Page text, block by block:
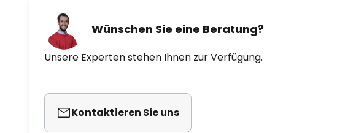
Wünschen Sie eine Beratung?
Unsere Experten stehen Ihnen zur Verfügung.
Kontaktieren Sie uns